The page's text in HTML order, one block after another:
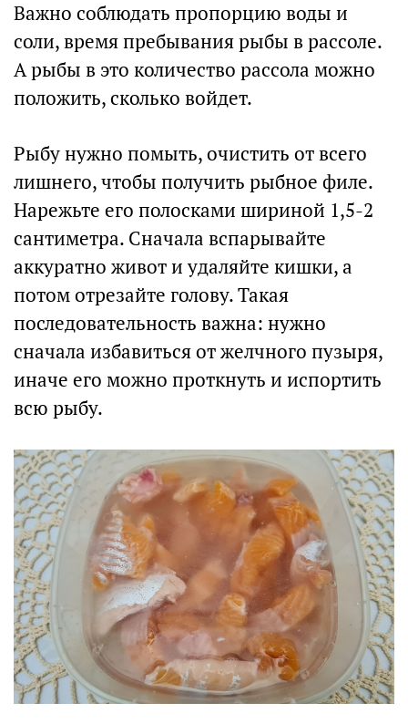
Важно соблюдать пропорцию воды и
соли, время пребывания рыбы в рассоле.
А рыбы в это количество рассола можно
положить, сколько войдет.
Рыбу нужно помыть, очистить от всего
лишнего, чтобы получить рыбное филе.
Нарежьте его полосками шириной 1,5-2
сантиметра. Сначала вспарывайте
аккуратно живот и удаляйте кишки, а
потом отрезайте голову. Такая
последовательность важна: нужно
сначала избавиться от желчного пузыря,
иначе его можно проткнуть и испортить
всю рыбу.